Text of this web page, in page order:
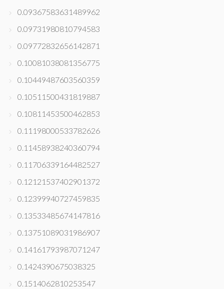
0.09367583631489962
0.09731980810794583
0.09772832656142871
0.10081038081356775
0.10449487603560359
0.10511500431819887
0.10811453500462853
0.11198000533782626
0.11458938240360794
0.11706339164482527
0.12121537402901372
0.12399940727459835
0.13533485674147816
0.13751089031986907
0.14161793987071247
0.1424390675038325
0.1514062810253547